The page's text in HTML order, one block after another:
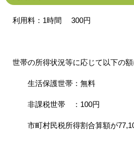
利用料：1時間 300円
世帯の所得状況等に応じて以下の額
生活保護世帯：無料
非課税世帯 ：100円
市町村民税所得割合算額が